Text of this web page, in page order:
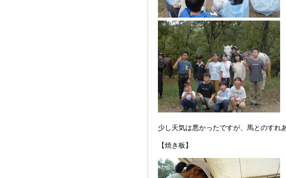
少し天気は悪かったですが、馬とのすれ
【焼き板】